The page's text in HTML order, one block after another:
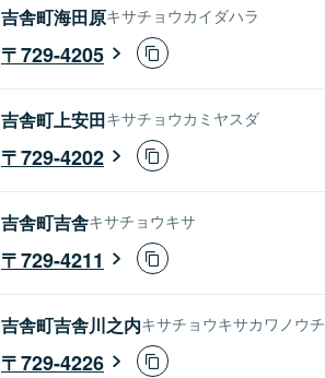
吉舎町海田原キサチョウカイダハラ
729-4205
吉舎町上安田キサチョウカミヤスダ
729-4202
吉舎町吉舎キサチョウキサ
729-4211
吉舎町吉舎川之内キサチョウキサカワノウチ
729-4226